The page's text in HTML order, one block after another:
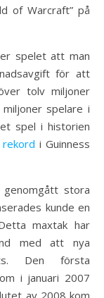
of Warcraft” på
spelet att man
för att
tolv miljoner
spelare i
spel i historien
rekord i Guinness
genomgått stora
kunde en
maxtak har
med att nya
Den första
i januari 2007
av 2008 kom